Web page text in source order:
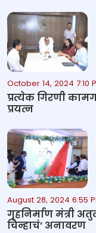
October 14, 2024 7:10
प्रत्येक गिरणी
प्रयत्न
August 28, 2024 6:55
गृहनिर्माण मंत्री
चिन्हाचं’ अनावरण